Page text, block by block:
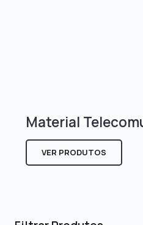
Material
VER PRODUTOS